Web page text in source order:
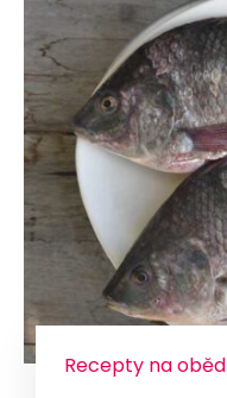
Recepty na oběd